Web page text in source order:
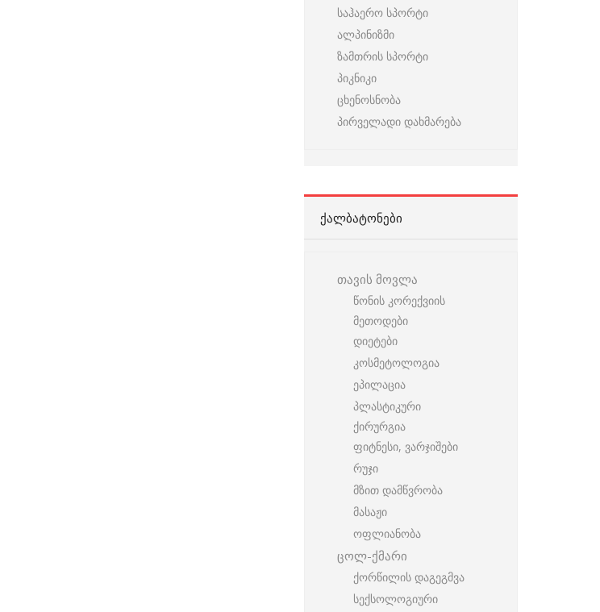
საჰაერო სპორტი
ალპინიზმი
ზამთრის სპორტი
პიკნიკი
ცხენოსნობა
პირველადი დახმარება
ᲥᲐᲚᲑᲐᲢᲝᲜᲔᲑᲘ
თავის მოვლა
წონის კორექვიის
მეთოდები
დიეტები
კოსმეტოლოგია
ეპილაცია
პლასტიკური
ქირურგია
ფიტნესი, ვარჯიშები
რუჯი
მზით დამწვრობა
მასაჟი
ოფლიანობა
ცოლ-ქმარი
ქორწილის დაგეგმვა
სექსოლოგიური